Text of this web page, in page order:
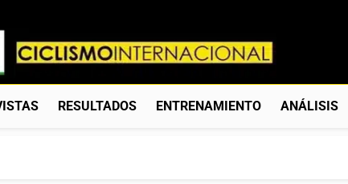
Internacional
Al Ciclismo Mundial. Entrevistas, Análisis, Crónicas,
RESULTADOS ENTRENAMIENTO ANÁLISIS